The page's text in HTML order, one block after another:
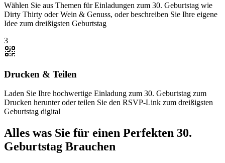
Wählen Sie aus Themen für Einladungen zum 30. Geburtstag wie
Dirty Thirty oder Wein & Genuss, oder beschreiben Sie Ihre eigene
Idee zum dreißigsten Geburtstag
3
Drucken & Teilen
Laden Sie Ihre hochwertige Einladung zum 30. Geburtstag zum
Drucken herunter oder teilen Sie den RSVP-Link zum dreißigsten
Geburtstag digital
Alles was Sie für einen Perfekten 30.
Geburtstag Brauchen